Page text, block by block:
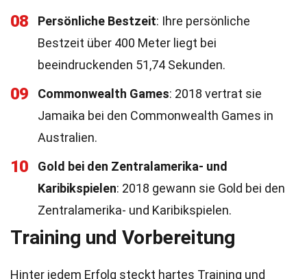
08 Persönliche Bestzeit: Ihre persönliche
Bestzeit über 400 Meter liegt bei
beeindruckenden 51,74 Sekunden.
09 Commonwealth Games: 2018 vertrat sie
Jamaika bei den Commonwealth Games in
Australien.
10
Gold bei den Zentralamerika- und
Karibikspielen: 2018 gewann sie Gold bei den
Zentralamerika- und Karibikspielen.
Training und Vorbereitung
Hinter jedem Erfolg steckt hartes Training und